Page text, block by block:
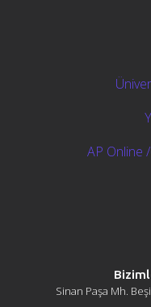
AP Online
Sinan Paşa Mh.